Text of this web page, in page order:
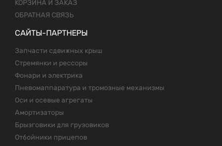
КОРЗИНА И ЗАКАЗ
ОБРАТНАЯ СВЯЗЬ
САЙТЫ-ПАРТНЕРЫ
Запчасти сдвижных крыш
Стремянки и рессоры
Фонари и электрика
Пневомаппаратура и тромозные механизмы
Оси и осевые агрегаты
Амортизаторы
Брызговики для грузовиков
Отбойники прицепов